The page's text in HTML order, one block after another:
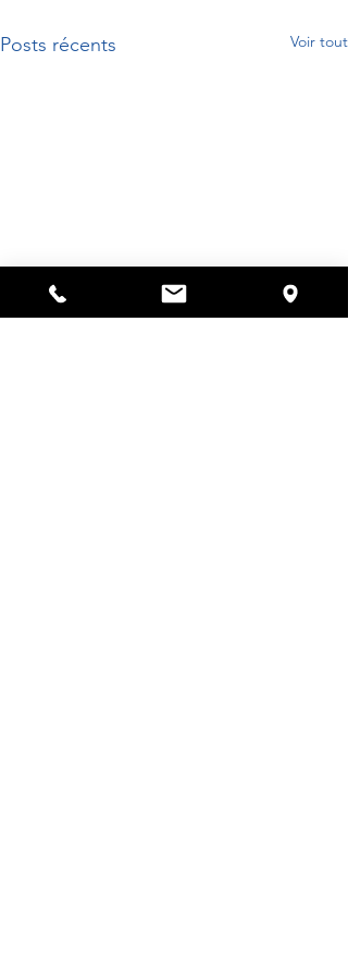
Posts récents Voir tout